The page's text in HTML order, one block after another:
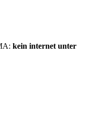
kein internet unter